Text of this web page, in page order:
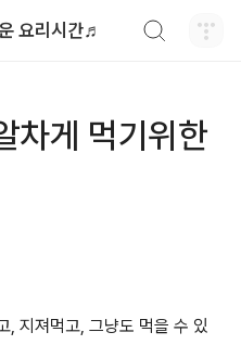
요리시간♬
차게 먹기위한
, 지져먹고, 그냥도 먹을 수 있